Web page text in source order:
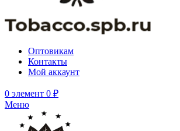
Оптовикам
Контакты
Мой аккаунт
0 элемент 0 ₽
Меню